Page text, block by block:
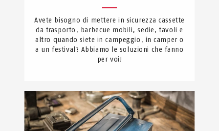
Avete bisogno di mettere in sicurezza cassette
da trasporto, barbecue mobili, sedie, tavoli e
altro quando siete in campeggio, in camper o
a un festival? Abbiamo le soluzioni che fanno
per voi!